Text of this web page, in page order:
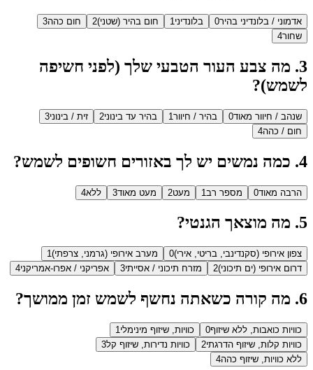
אדמוני / בלונדיני בהיר0 בלונדיני 1 חום בהיר (שטני)2 חום כהה3
שחור4
3
. מה צבע העור הטבעי שלך (לפני חשיפה
לשמש)?
שנהב / חיוור מאוד0 בהיר / חיוור1 בהיר עד בינוני2 זית / בינוני3
חום / כהה4
4
. כמה נמשים יש לך באזורים חשופים לשמש?
הרבה מאוד0 מספר רב1 מעט2 מעט מאוד3 ללא4
5
. מה מוצאך הגנטי?
צפון אירופי (סקנדינבי, בריטי, אירי)0 מערב אירופי (גרמני, צרפתי)1
דרום אירופי (ים תיכוני)2 מזרח תיכוני / אסייתי3 אפריקני / אפרו-אמריקני4
6
. מה קורה כשאתה נחשף לשמש זמן ממושך?
כוויות כואבות, ללא שיזוף0 כוויות, שיזוף מינימלי1
כוויות קלות, שיזוף הדרגתי2 כוויות נדירות, שיזוף קל3
ללא כוויות, שיזוף כהה4